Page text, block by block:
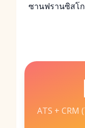
ซานฟรานซิสโ
ATS +